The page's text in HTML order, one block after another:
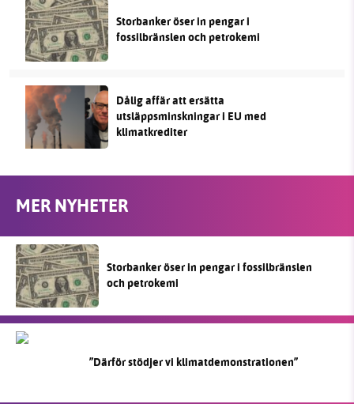
Storbanker öser in pengar i
fossilbränslen och petrokemi
Dålig affär att ersätta
utsläppsminskningar i EU med
klimatkrediter
MER NYHETER
Storbanker öser in pengar i fossilbränslen
och petrokemi
”Därför stödjer vi klimatdemonstrationen”